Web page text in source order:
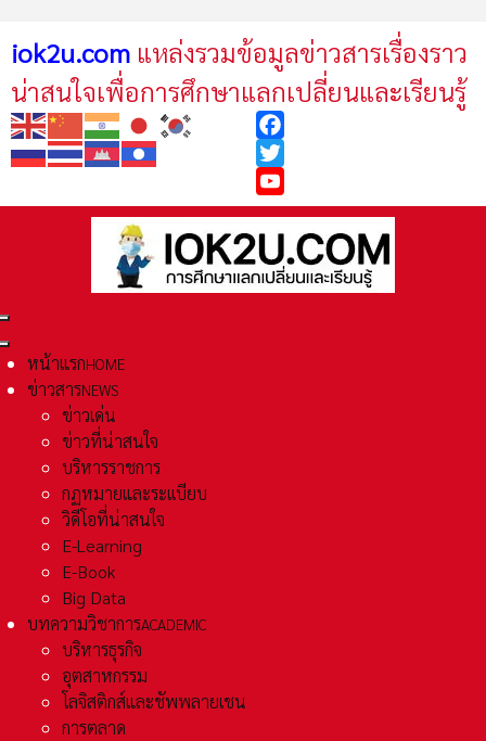
iok2u.com แหล่งรวมข้อมูลข่าวสารเรื่องราว
น่าสนใจเพื่อการศึกษาแลกเปลี่ยนและเรียนรู้
Facebook
Twitter
YouTube
หน้าแรกHOME
ข่าวสารNEWS
ข่าวเด่น
ข่าวที่น่าสนใจ
บริหารราชการ
กฏหมายและระเเบียบ
วิดีโอที่น่าสนใจ
E-Learning
E-Book
Big Data
บทความวิชาการACADEMIC
บริหารธุรกิจ
อุตสาหกรรม
โลจิสติกส์และชัพพลายเชน
การตลาด